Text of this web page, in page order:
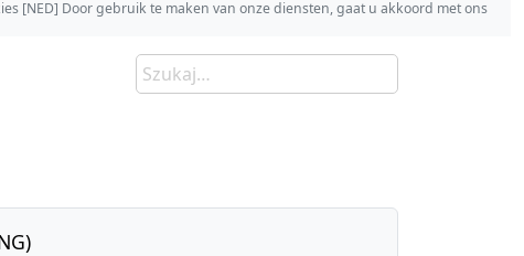
[NED] Door gebruik te maken van onze diensten, gaat u akkoord met ons